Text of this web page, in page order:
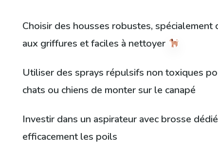
Choisir des housses robustes, spécialement
aux griffures et faciles à nettoyer
Utiliser des sprays répulsifs non toxiques
chats ou chiens de monter sur le canapé
Investir dans un aspirateur avec brosse
efficacement les poils